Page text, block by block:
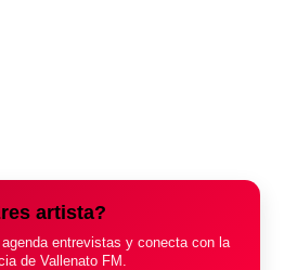
artista?
entrevistas y conecta con la
de Vallenato FM.